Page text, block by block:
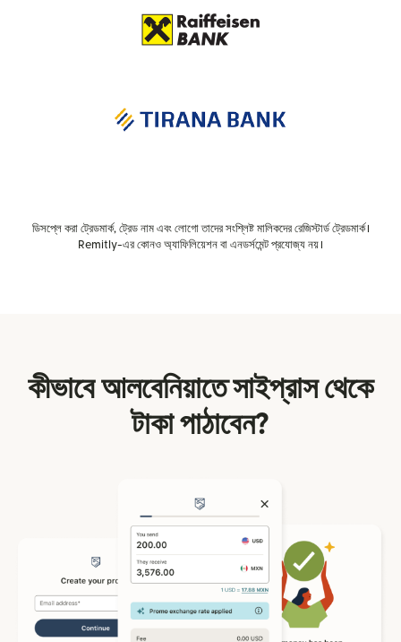
ডিসপ্লে করা ট্রেডমার্ক, ট্রেড নাম এবং লোগো তাদের সংশ্লিষ্ট মালিকদের রেজিস্টার্ড ট্রেডমার্ক।
Remitly-এর কোনও অ্যাফিলিয়েশন বা এনডর্সমেন্ট প্রযোজ্য নয়।
কীভাবে আলবেনিয়াতে সাইপ্রাস থেকে
টাকা পাঠাবেন?